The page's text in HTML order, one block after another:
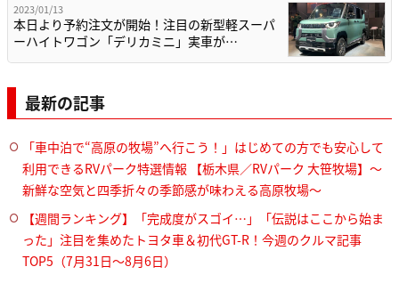
2023/01/13
本日より予約注文が開始！注目の新型軽スーパ
ーハイトワゴン「デリカミニ」実車が…
最新の記事
「車中泊で“高原の牧場”へ行こう！」はじめての方でも安心して
利用できるRVパーク特選情報 【栃木県／RVパーク 大笹牧場】～
新鮮な空気と四季折々の季節感が味わえる高原牧場～
【週間ランキング】「完成度がスゴイ…」「伝説はここから始ま
った」注目を集めたトヨタ車＆初代GT-R！今週のクルマ記事
TOP5（7月31日〜8月6日）